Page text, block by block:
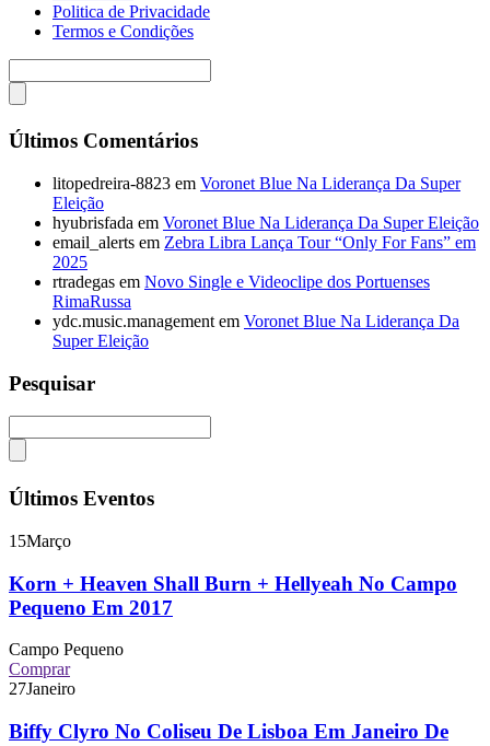
Politica de Privacidade
Termos e Condições
Últimos Comentários
litopedreira-8823 em Voronet Blue Na Liderança Da Super
Eleição
hyubrisfada em Voronet Blue Na Liderança Da Super Eleição
email_alerts em Zebra Libra Lança Tour “Only For Fans” em
2025
rtradegas em Novo Single e Videoclipe dos Portuenses
RimaRussa
ydc.music.management em Voronet Blue Na Liderança Da
Super Eleição
Pesquisar
Últimos Eventos
15Março
Korn + Heaven Shall Burn + Hellyeah No Campo
Pequeno Em 2017
Campo Pequeno
Comprar
27Janeiro
Biffy Clyro No Coliseu De Lisboa Em Janeiro De